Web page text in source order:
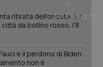
ritirata dell'ondata: il 7
da bollino rosso, l'8
e il perdono di Biden.
non è